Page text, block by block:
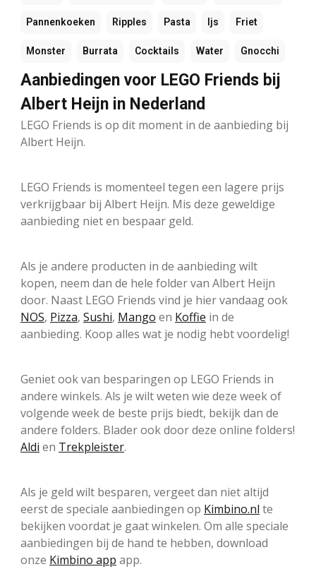
Pannenkoeken Ripples Pasta Ijs Friet
Monster Burrata Cocktails Water Gnocchi
Aanbiedingen voor LEGO Friends bij
Albert Heijn in Nederland
LEGO Friends is op dit moment in de aanbieding bij
Albert Heijn.
LEGO Friends is momenteel tegen een lagere prijs
verkrijgbaar bij Albert Heijn. Mis deze geweldige
aanbieding niet en bespaar geld.
Als je andere producten in de aanbieding wilt
kopen, neem dan de hele folder van Albert Heijn
door. Naast LEGO Friends vind je hier vandaag ook
NOS, Pizza, Sushi, Mango en Koffie in de
aanbieding. Koop alles wat je nodig hebt voordelig!
Geniet ook van besparingen op LEGO Friends in
andere winkels. Als je wilt weten wie deze week of
volgende week de beste prijs biedt, bekijk dan de
andere folders. Blader ook door deze online folders!
Aldi en Trekpleister.
Als je geld wilt besparen, vergeet dan niet altijd
eerst de speciale aanbiedingen op Kimbino.nl te
bekijken voordat je gaat winkelen. Om alle speciale
aanbiedingen bij de hand te hebben, download
onze Kimbino app app.